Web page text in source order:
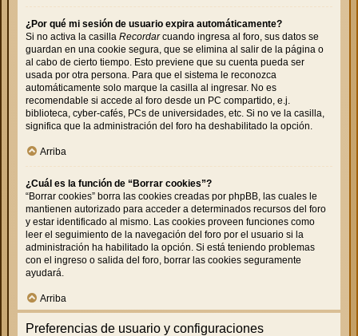
¿Por qué mi sesión de usuario expira automáticamente?
Si no activa la casilla Recordarcuando ingresa al foro, sus datos se
guardan en una cookie segura, que se elimina al salir de la página o
al cabo de cierto tiempo. Esto previene que su cuenta pueda ser
usada por otra persona. Para que el sistema le reconozca
automáticamente solo marque la casilla al ingresar. No es
recomendable si accede al foro desde un PC compartido, e.j.
biblioteca, cyber-cafés, PCs de universidades, etc. Si no ve la casilla,
significa que la administración del foro ha deshabilitado la opción.
Arriba
¿Cuál es la función de “Borrar cookies”?
“Borrar cookies” borra las cookies creadas por phpBB, las cuales le
mantienen autorizado para acceder a determinados recursos del foro
y estar identificado al mismo. Las cookies proveen funciones como
leer el seguimiento de la navegación del foro por el usuario si la
administración ha habilitado la opción. Si está teniendo problemas
con el ingreso o salida del foro, borrar las cookies seguramente
ayudará.
Arriba
Preferencias de usuario y configuraciones